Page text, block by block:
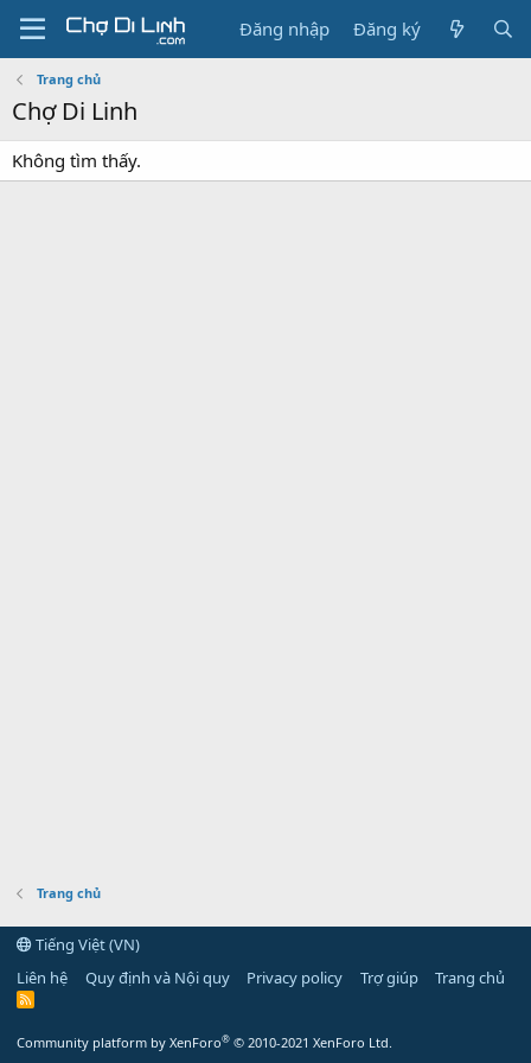
Đăng nhập Đăng ký
Trang chủ
Chợ Di Linh
Không tìm thấy.
Trang chủ
Tiếng Việt (VN)
Liên hệ
Quy định và Nội quy Privacy policy Trợ giúp Trang chủ
R
Community platform by XenForo® © 2010-2021 XenForo Ltd.